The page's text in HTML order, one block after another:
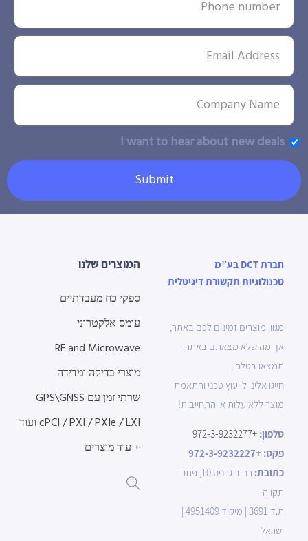
I want to hear about new deals
Submit
חברת DCT בע”מ
טכנולוגיות תקשורת דיגיטלית
מגוון מוצרים זמינים לכם באתר,
אך מה שלא מצאתם באתר –
תמצאו בטלפון.
חייגו אלינו לייעוץ טכני והתאמת
מוצר ללא עלות או התחייבות!
טלפון: +972-3-9232277
פקס: +972-3-9232227
כתובת:
רחוב גרניט 10, פתח
תקווה
ת.ד 3691 | מיקוד 4951409 |
ישראל
המוצרים שלנו
ספקי כח מעבדתיים
עומס אלקטרוני
RF and Microwave
מוצרי בדיקה ומדידה
שרתי זמן עם GPS\GNSS
cPCI / PXI / PXIe / LXI ועוד
+ עוד מוצרים